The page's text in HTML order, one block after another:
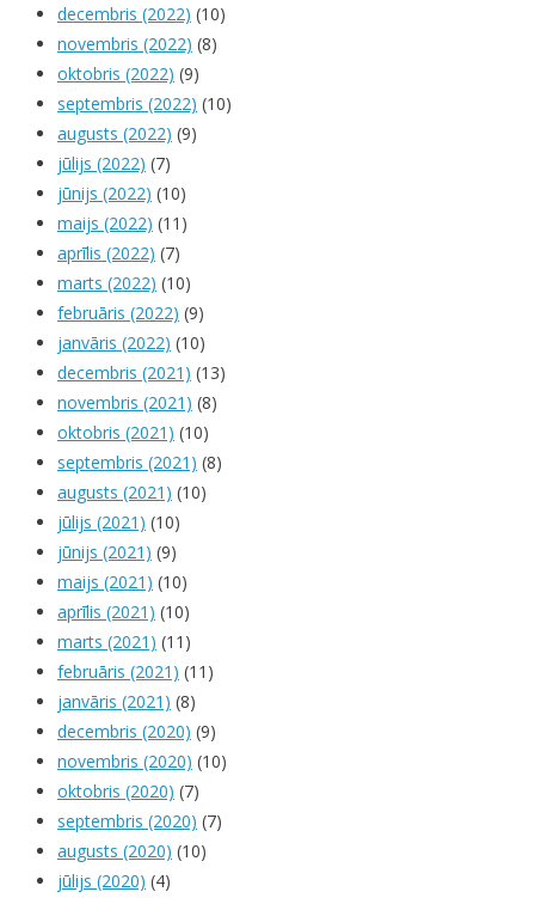
decembris (2022) (10)
novembris (2022) (8)
oktobris (2022) (9)
septembris (2022) (10)
augusts (2022) (9)
jūlijs (2022) (7)
jūnijs (2022) (10)
maijs (2022) (11)
aprīlis (2022) (7)
marts (2022) (10)
februāris (2022) (9)
janvāris (2022) (10)
decembris (2021) (13)
novembris (2021) (8)
oktobris (2021) (10)
septembris (2021) (8)
augusts (2021) (10)
jūlijs (2021) (10)
jūnijs (2021) (9)
maijs (2021) (10)
aprīlis (2021) (10)
marts (2021) (11)
februāris (2021) (11)
janvāris (2021) (8)
decembris (2020) (9)
novembris (2020) (10)
oktobris (2020) (7)
septembris (2020) (7)
augusts (2020) (10)
jūlijs (2020) (4)